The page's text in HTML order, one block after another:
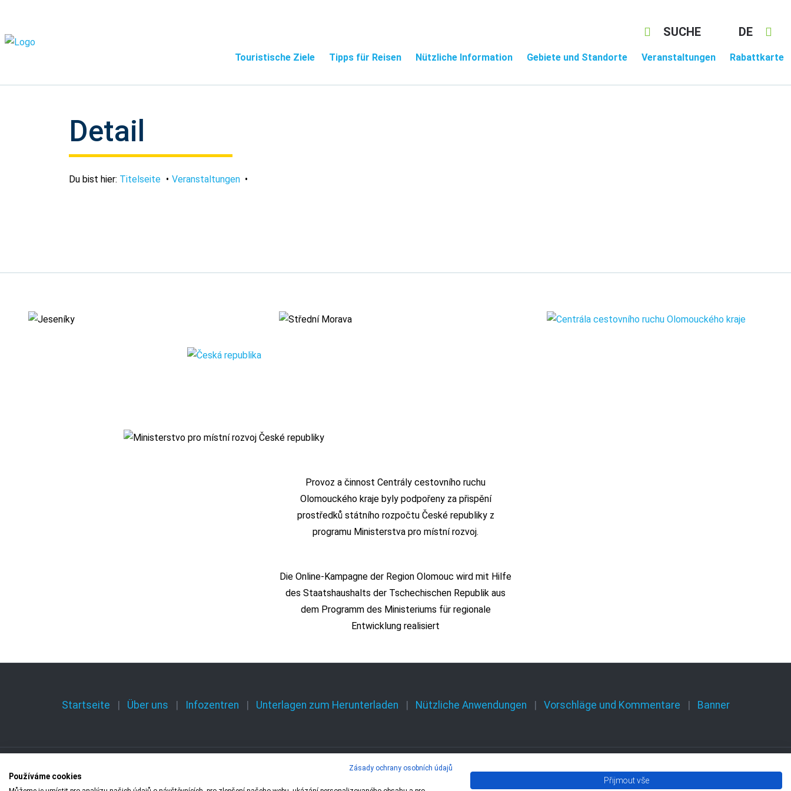
DE
SUCHE
Touristische Ziele Tipps für Reisen Nützliche Information Gebiete und Standorte Veranstaltungen Rabattkarte
Detail
Du bist hier: Titelseite Veranstaltungen
Startseite Über uns Infozentren Unterlagen zum Herunterladen Nützliche Anwendungen Vorschläge und Kommentare Banner
Provoz a činnost Centrály cestovního ruchu
Olomouckého kraje byly podpořeny za přispění
prostředků státního rozpočtu České republiky z
programu Ministerstva pro místní rozvoj.
Die Online-Kampagne der Region Olomouc wird mit Hilfe
des Staatshaushalts der Tschechischen Republik aus
dem Programm des Ministeriums für regionale
Entwicklung realisiert
Copyright © 2009 – 1 Olomoucký kraj,Centrála cestovního ruchu Olomouckého kraje
Zásady ochrany osobních údajů
Používáme cookies Přijmout vše